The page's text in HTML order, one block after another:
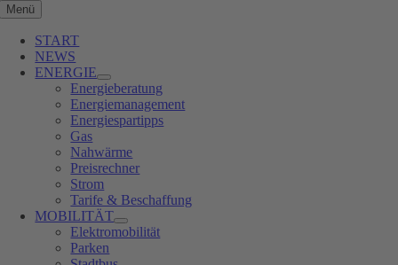
Menü
START
NEWS
ENERGIE
Energieberatung
Energiemanagement
Energiespartipps
Gas
Nahwärme
Preisrechner
Strom
Tarife & Beschaffung
MOBILITÄT
Elektromobilität
Parken